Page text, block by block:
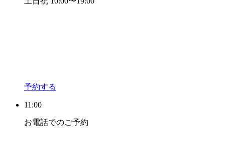
予約する
11:00
お電話でのご予約